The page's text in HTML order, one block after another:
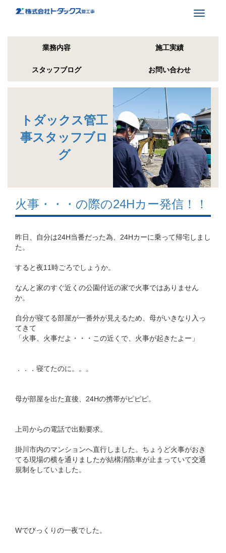
Toggle
業務内容 施工実績
スタッフブログ お問い合わせ
トダックス管工
事スタッフブロ
グ
火事・・・の際の24Hカー発信！！
昨日、自分は24H当番だった為、24Hカーに乗って帰宅しまし
た。
すると夜11時ごろでしょうか。
なんと家のすぐ近くの公園付近の家で火事ではありません
か。
自分が寝てる部屋が一番外が見えるため、母がいきなり入っ
てきて
「火事、火事だよ・・・この近くで、火事が起きたよー」
．．．寝てたのに。。。
母が部屋を出た直後、24Hの携帯がピピピ。
上司からの電話で出動要求。
掛川市内のマンションへ直行しました。ちょうど火事がおき
てる現場の横を通りましたが結構消防車が止まっていて交通
規制をしていました。
Wでびっくりの一夜でした。